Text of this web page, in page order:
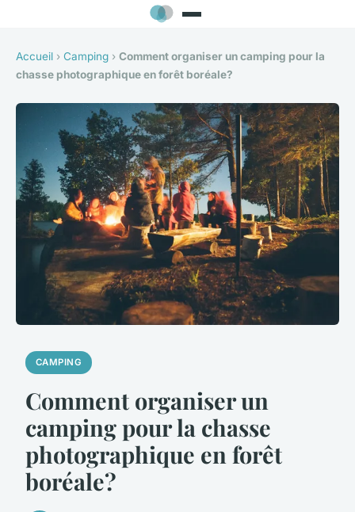
Accueil › Camping › Comment organiser un camping pour la
chasse photographique en forêt boréale?
CAMPING
Comment organiser un
camping pour la chasse
photographique en forêt
boréale?